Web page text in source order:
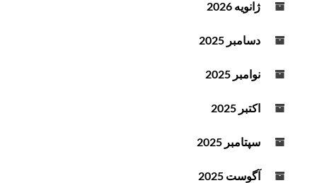
ژانویه 2026
دسامبر 2025
نوامبر 2025
اکتبر 2025
سپتامبر 2025
آگوست 2025